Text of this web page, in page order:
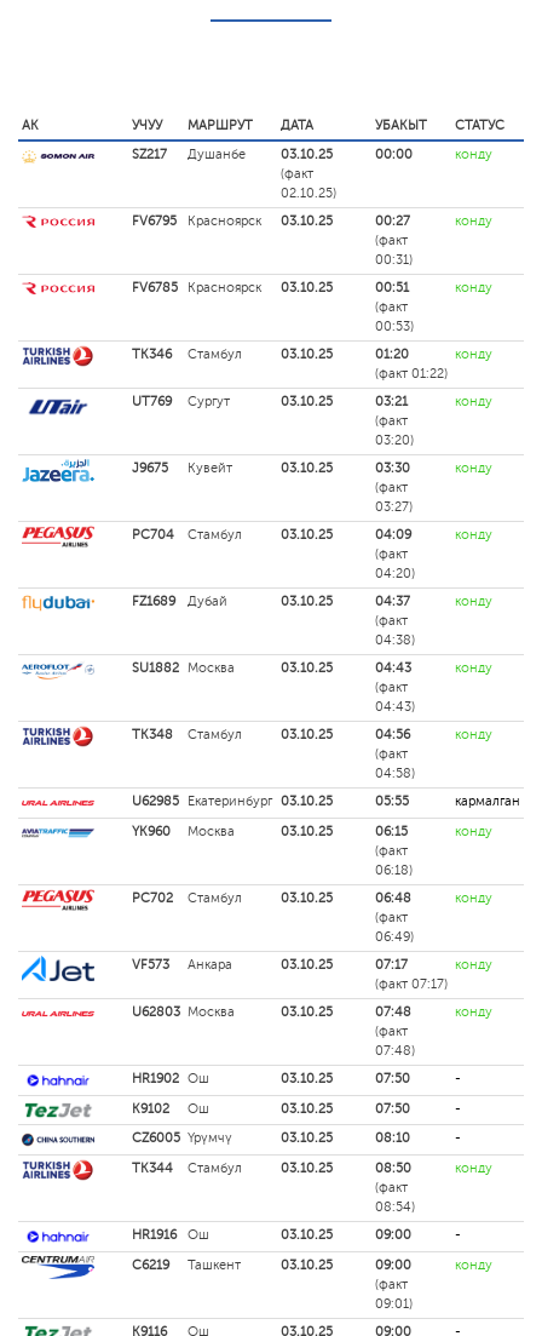
АК УЧУУ МАРШРУТ ДАТА УБАКЫТ
СТАТУС
SZ217
Душанбе
03.10.25
(факт
02.10.25)
00:00 конду
FV6795 Красноярск 03.10.25
00:27
(факт
00:31)
конду
FV6785 Красноярск 03.10.25
00:51
(факт
00:53)
конду
TK346 Стамбул 03.10.25
01:20
(факт 01:22)
конду
UT769 Сургут 03.10.25
03:21
(факт
03:20)
конду
J9675 Кувейт 03.10.25
03:30
(факт
03:27)
конду
PC704 Стамбул 03.10.25
04:09
(факт
04:20)
конду
FZ1689 Дубай 03.10.25
04:37
(факт
04:38)
конду
SU1882 Москва 03.10.25
04:43
(факт
04:43)
конду
TK348 Стамбул 03.10.25
04:56
(факт
04:58)
конду
U62985 Екатеринбург 03.10.25 05:55
кармалган
YK960
Москва 03.10.25
06:15
(факт
06:18)
конду
PC702 Стамбул 03.10.25
06:48
(факт
06:49)
конду
VF573 Анкара 03.10.25
07:17
(факт 07:17)
конду
U62803 Москва 03.10.25
07:48
(факт
07:48)
конду
HR1902 Ош 03.10.25 07:50
-
K9102
Ош 03.10.25 07:50
-
CZ6005 Үрүмчү 03.10.25 08:10
-
TK344
Стамбул 03.10.25
08:50
(факт
08:54)
конду
HR1916 Ош 03.10.25 09:00
-
C6219
Ташкент 03.10.25
09:00
(факт
09:01)
конду
K9116 Ош 03.10.25 09:00 -